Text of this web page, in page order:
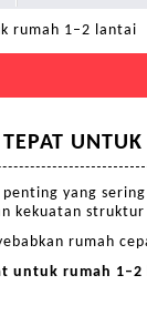
rumah 1–2 lantai
yang
kekuatan
rumah
untuk rumah 1–2